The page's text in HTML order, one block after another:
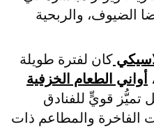
الضيوف، والربحية
كان لفترة طويلة
أواني الطعام الخزفية
تميُّز قويٍّ للفنادق
الفاخرة والمطاعم ذات